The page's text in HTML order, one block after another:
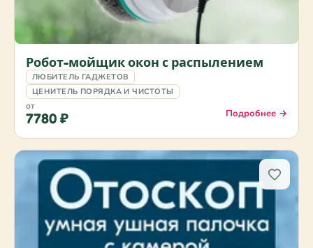
Робот-мойщик окон с распылением
ЛЮБИТЕЛЬ ГАДЖЕТОВ
ЦЕНИТЕЛЬ ПОРЯДКА И ЧИСТОТЫ
от
7780 ₽ Подробнее →